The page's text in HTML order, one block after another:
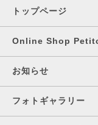
トップページ
Online Shop
お知らせ
フォトギャラリー